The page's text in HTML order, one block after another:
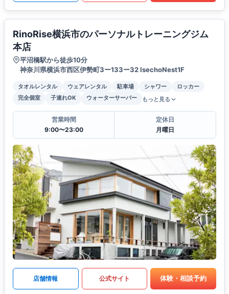
RinoRise横浜市のパーソナルトレーニングジム
本店
平沼橋駅から徒歩10分
神奈川県横浜市⻄区伊勢町3ー133ー32 IsechoNest1F
タオルレンタル ウェアレンタル 駐車場 シャワー
ロッカー
完全個室
子連れOK ウォーターサーバー もっと見る
営業時間
9:00〜23:00
定休日
月曜日
店舗情報 公式サイト 体験・相談予約